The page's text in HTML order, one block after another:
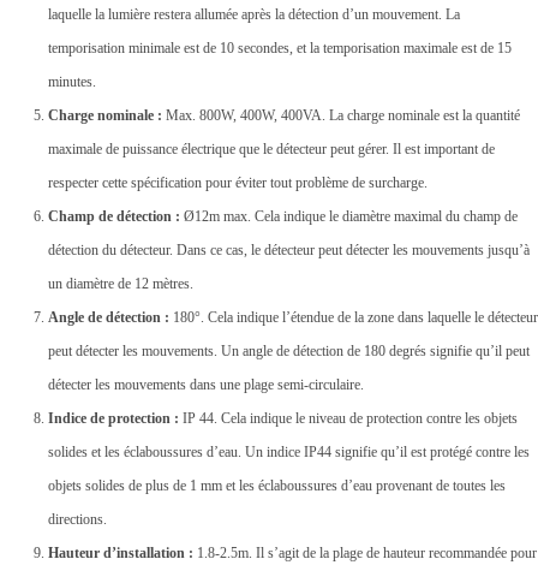
laquelle la lumière restera allumée après la détection d’un mouvement. La
temporisation minimale est de 10 secondes, et la temporisation maximale est de 15
minutes.
Charge nominale : Max. 800W, 400W, 400VA. La charge nominale est la quantité
maximale de puissance électrique que le détecteur peut gérer. Il est important de
respecter cette spécification pour éviter tout problème de surcharge.
Champ de détection : Ø12m max. Cela indique le diamètre maximal du champ de
détection du détecteur. Dans ce cas, le détecteur peut détecter les mouvements jusqu’à
un diamètre de 12 mètres.
Angle de détection : 180°. Cela indique l’étendue de la zone dans laquelle le détecteur
peut détecter les mouvements. Un angle de détection de 180 degrés signifie qu’il peut
détecter les mouvements dans une plage semi-circulaire.
Indice de protection : IP 44. Cela indique le niveau de protection contre les objets
solides et les éclaboussures d’eau. Un indice IP44 signifie qu’il est protégé contre les
objets solides de plus de 1 mm et les éclaboussures d’eau provenant de toutes les
directions.
Hauteur d’installation : 1.8-2.5m. Il s’agit de la plage de hauteur recommandée pour